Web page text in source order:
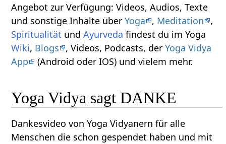
Angebot zur Verfügung: Videos, Audios, Texte
und sonstige Inhalte überYoga , Meditation
,
Spiritualität undAyurveda findest du im Yoga
Wiki, Blogs , Videos, Podcasts, derYoga Vidya
App
(Android oder IOS) und vielem mehr.
Yoga Vidya sagt DANKE
Dankesvideo von Yoga Vidyanern für alle
Menschen die schon gespendet haben und mit